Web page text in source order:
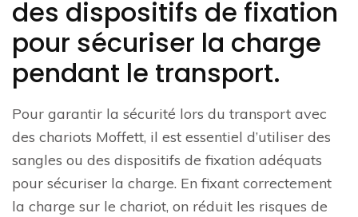
des dispositifs de fixation
pour sécuriser la charge
pendant le transport.
Pour garantir la sécurité lors du transport avec
des chariots Moffett, il est essentiel d’utiliser des
sangles ou des dispositifs de fixation adéquats
pour sécuriser la charge. En fixant correctement
la charge sur le chariot, on réduit les risques de